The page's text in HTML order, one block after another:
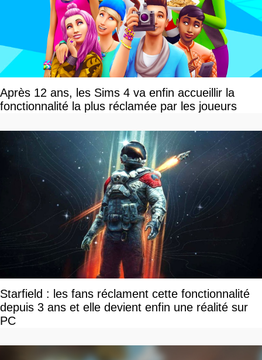
Après 12 ans, les Sims 4 va enfin accueillir la
fonctionnalité la plus réclamée par les joueurs
Starfield : les fans réclament cette fonctionnalité
depuis 3 ans et elle devient enfin une réalité sur
PC